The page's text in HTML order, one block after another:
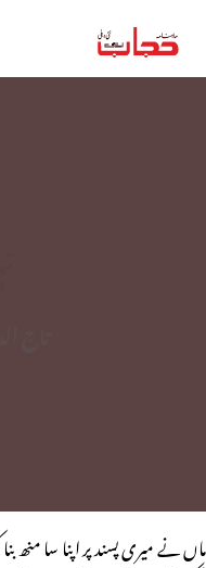
ماں نے میری پسند پر اپنا سا منھ